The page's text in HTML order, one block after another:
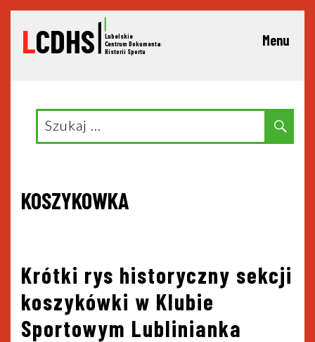
LCDHS Lubelskie
Centrum Dokumentacji
Historii Sportu
Menu
Search
for:
KOSZYKOWKA
Krótki rys historyczny sekcji
koszykówki w Klubie
Sportowym Lublinianka